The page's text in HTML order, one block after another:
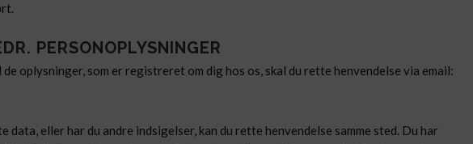
PERSONOPLYSNINGER
oplysninger, som er registreret om dig hos os, skal du rette henvendelse via email:
eller har du andre indsigelser, kan du rette henvendelse samme sted. Du har